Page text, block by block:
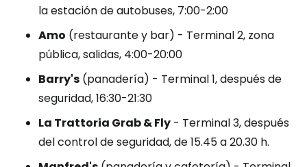
la estación de autobuses, 7:00-2:00
Amo (restaurante y bar) - Terminal 2, zona
pública, salidas, 4:00-20:00
Barry's (panadería) - Terminal 1, después de
seguridad, 16:30-21:30
La Trattoria Grab & Fly - Terminal 3, después
del control de seguridad, de 15.45 a 20.30 h.